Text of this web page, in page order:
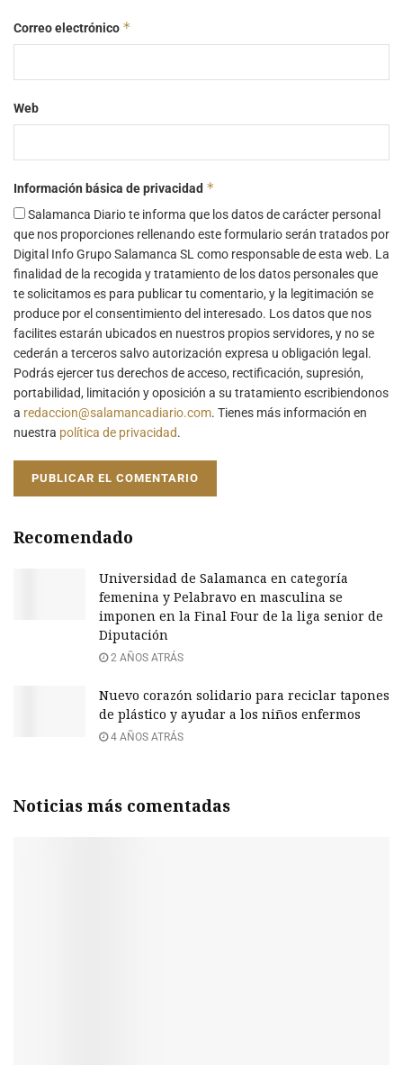
Correo electrónico *
Web
Información básica de privacidad *
Salamanca Diario te informa que los datos de carácter personal
que nos proporciones rellenando este formulario serán tratados por
Digital Info Grupo Salamanca SL como responsable de esta web. La
finalidad de la recogida y tratamiento de los datos personales que
te solicitamos es para publicar tu comentario, y la legitimación se
produce por el consentimiento del interesado. Los datos que nos
facilites estarán ubicados en nuestros propios servidores, y no se
cederán a terceros salvo autorización expresa u obligación legal.
Podrás ejercer tus derechos de acceso, rectificación, supresión,
portabilidad, limitación y oposición a su tratamiento escribiendonos
a redaccion@salamancadiario.com. Tienes más información en
nuestra política de privacidad.
Recomendado
Universidad de Salamanca en categoría
femenina y Pelabravo en masculina se
imponen en la Final Four de la liga senior de
Diputación
2 AÑOS ATRÁS
Nuevo corazón solidario para reciclar tapones
de plástico y ayudar a los niños enfermos
4 AÑOS ATRÁS
Noticias más comentadas